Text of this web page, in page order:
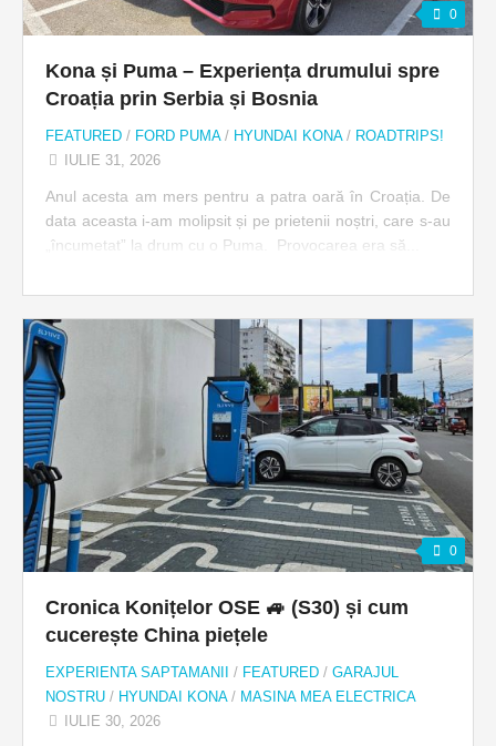
0
Kona și Puma – Experiența drumului spre
Croația prin Serbia și Bosnia
FEATURED / FORD PUMA/ HYUNDAI KONA/ ROADTRIPS!
IULIE 31, 2026
Anul acesta am mers pentru a patra oară în Croația. De
data aceasta i-am molipsit și pe prietenii noștri, care s-au
„încumetat” la drum cu o Puma. Provocarea era să...
0
Cronica Konițelor OSE 🚙 (S30) și cum
cucerește China piețele
EXPERIENTA SAPTAMANII / FEATURED / GARAJUL
NOSTRU / HYUNDAI KONA/ MASINA MEA ELECTRICA
IULIE 30, 2026